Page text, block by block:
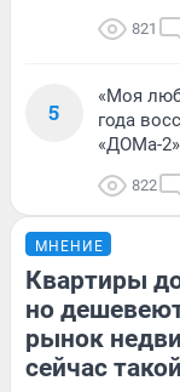
821
5
«Моя
года
«ДОМа-2»
822
МНЕНИЕ
Квартиры
но
рынок
сейчас